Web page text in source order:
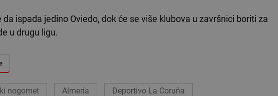
ispada jedino Oviedo, dok će se više klubova u završnici boriti za
u drugu ligu.
nogomet Almería Deportivo La Coruña